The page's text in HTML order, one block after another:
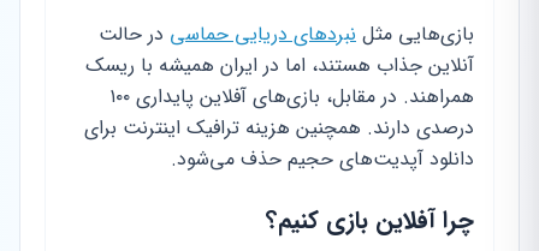
بازی‌هایی مثل نبردهای دریایی حماسی در حالت
آنلاین جذاب هستند، اما در ایران همیشه با ریسک
همراهند. در مقابل، بازی‌های آفلاین پایداری ۱۰۰
درصدی دارند. همچنین هزینه ترافیک اینترنت برای
دانلود آپدیت‌های حجیم حذف می‌شود.
چرا آفلاین بازی کنیم؟